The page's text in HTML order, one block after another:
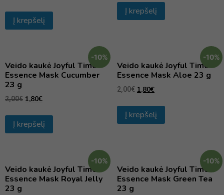
Į krepšelį
Į krepšelį
-10%
Veido kaukė Joyful Time
Essence Mask Cucumber
23 g
2,00€ 1,80€
Į krepšelį
-10%
Veido kaukė Joyful Time
Essence Mask Aloe 23 g
2,00€ 1,80€
Į krepšelį
-10%
Veido kaukė Joyful Time
Essence Mask Royal Jelly
23 g
-10%
Veido kaukė Joyful Time
Essence Mask Green Tea
23 g